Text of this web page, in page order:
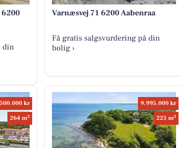
din
Varnæsvej 71 6200 Aabenraa
Få gratis salgsvurdering på din
bolig ›
kr
264 m2
9.995.000 kr
225 m2